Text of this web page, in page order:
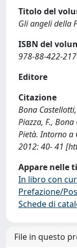
Titolo del
Gli angeli della
ISBN del
978-88-422-
Editore
Citazione
Bona
Piazza, F.,
Pietà. Intorno a
2012: 40- 41
Appare nelle
In libro con
Prefazione/
Schede di
File in questo